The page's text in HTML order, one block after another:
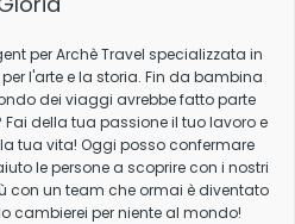
per Archè Travel specializzata in
l'arte e la storia. Fin da bambina
dei viaggi avrebbe fatto parte
della tua passione il tuo lavoro e
tua vita! Oggi posso confermare
le persone a scoprire con i nostri
con un team che ormai è diventato
cambierei per niente al mondo!